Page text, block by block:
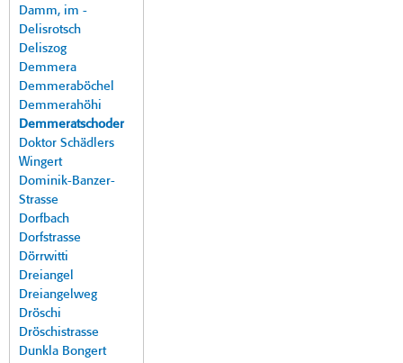
Damm, im -
Delisrotsch
Deliszog
Demmera
Demmeraböchel
Demmerahöhi
Demmeratschoder
Doktor Schädlers
Wingert
Dominik-Banzer-
Strasse
Dorfbach
Dorfstrasse
Dörrwitti
Dreiangel
Dreiangelweg
Dröschi
Dröschistrasse
Dunkla Bongert